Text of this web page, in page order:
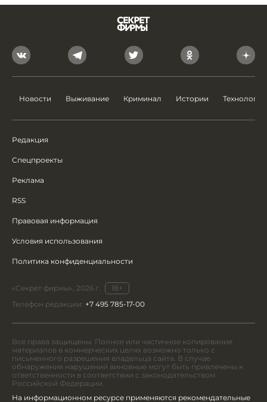
Новости Выживание Криминал Истории Технологии
Редакция
Спецпроекты
Реклама
RSS
Правовая информация
Условия использования
Политика конфиденциальности
«Секрет фирмы», 2026 г.
18+
Телефон редакции: +7 495 785-17-00
Все права защищены. Полное или частичное копирование
материалов в коммерческих целях возможно только с
письменного разрешения владельца сайта. В случае
обнаружения нарушений виновные могут быть привлечены к
ответственности в соответствии с законодательством
Российской Федерации.
На информационном ресурсе применяются рекомендательные